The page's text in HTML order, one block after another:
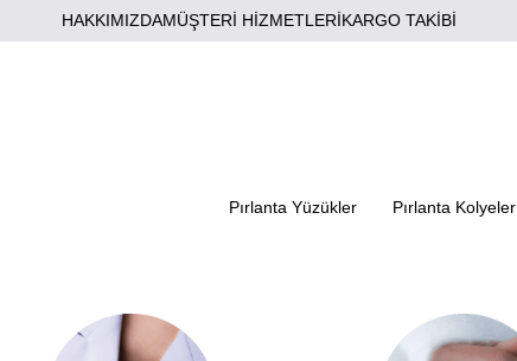
HAKKIMIZDAMÜŞTERİ HİZMETLERİKARGO TAKİBİ
Pırlanta Yüzükler Pırlanta Kolyeler